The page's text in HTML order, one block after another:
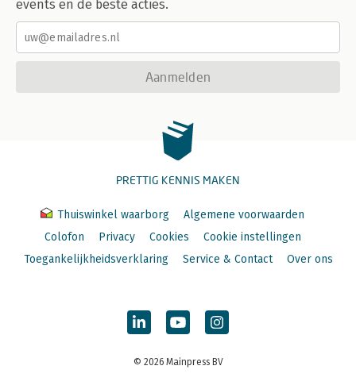
events en de beste acties.
Aanmelden
PRETTIG KENNIS MAKEN
Thuiswinkel waarborg
Algemene voorwaarden
Colofon
Privacy Cookies
Cookie instellingen
Toegankelijkheidsverklaring
Service & Contact Over ons
© 2026 Mainpress BV